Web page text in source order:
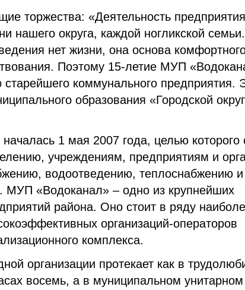
торжества: «Деятельность предприятия
нашего округа, каждой ногликской
нет жизни, она основа
Поэтому 15-летие МУП
старейшего коммунального предприятия.
образования «Городской округ
1 мая 2007 года, целью которого
учреждениям, предприятиям и
водоотведению, теплоснабжению и
МУП «Водоканал» – одно из крупнейших
района. Оно стоит в ряду
организаций-операторов
комплекса.
организации протекает как в
восемь, а в муниципальном унитарном